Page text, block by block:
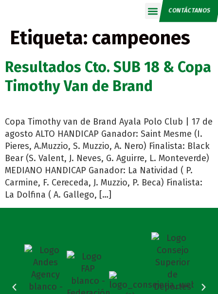
CONTÁCTANOS
Etiqueta: campeones
Resultados Cto. SUB 18 & Copa
Timothy Van de Brand
Copa Timothy van de Brand Ayala Polo Club | 17 de
agosto ALTO HANDICAP Ganador: Saint Mesme (I.
Pieres, A.Muzzio, S. Muzzio, A. Nero) Finalista: Black
Bear (S. Valent, J. Neves, G. Aguirre, L. Monteverde)
MEDIANO HANDICAP Ganador: La Natividad ( P.
Carmine, F. Cereceda, J. Muzzio, P. Beca) Finalista:
La Dolfina ( A. Gallego, […]